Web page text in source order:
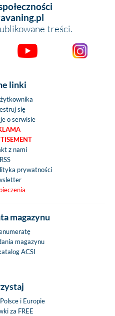
treści.
linki
się
o serwisie
z nami
RSS
prywatności
magazynu
magazynu
ACSI
i Europie
za FREE